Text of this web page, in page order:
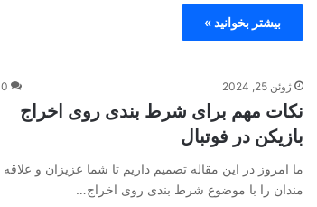
بیشتر بخوانید »
ژوئن 25, 2024 0
نکات مهم برای شرط بندی روی اخراج
بازیکن در فوتبال
ما امروز در این مقاله تصمیم داریم تا شما عزیزان و علاقه
مندان را با موضوع شرط بندی روی اخراج…